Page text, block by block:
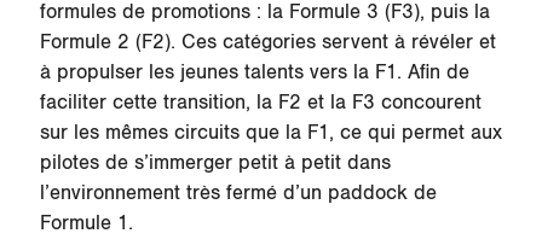
formules de promotions : la Formule 3 (F3), puis la
Formule 2 (F2). Ces catégories servent à révéler et
à propulser les jeunes talents vers la F1. Afin de
faciliter cette transition, la F2 et la F3 concourent
sur les mêmes circuits que la F1, ce qui permet aux
pilotes de s’immerger petit à petit dans
l’environnement très fermé d’un paddock de
Formule 1.